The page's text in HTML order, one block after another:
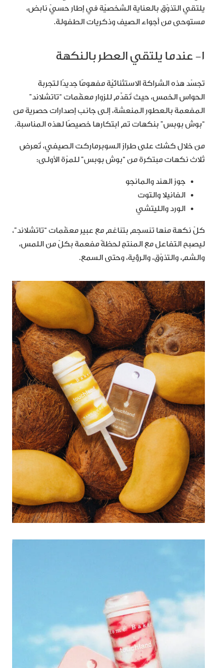
يلتقي التذوّق بالعناية الشخصيّة في إطار حسيّ نابض،
مستوحى من أجواء الصيف وذكريات الطفولة.
١- عندما يلتقي العطر بالنكهة
تجسّد هذه الشراكة الاستثنائيّة مفهومًا جديدًا لتجربة
الحواس الخمس، حيث تُقدَّم للزوار معقّمات “تاتشلاند”
المفعمة بالعطور المنعشة، إلى جانب إصدارات حصرية من
“بوش بوبس” بنكهات تم ابتكارها خصيصًا لهذه المناسبة.
من خلال كشك على طراز السوبرماركت الصيفي، تُعرض
ثلاث نكهات مبتكرة من “بوش بوبس” للمرّة الأولى:
جوز الهند والمانجو
الفانيلا والتوت
الورد والليتشي
كلّ نكهة منها تنسجم بتناغم مع عبير معقّمات “تاتشلاند”،
ليصبح التفاعل مع المنتج لحظةً مفعمة بكلّ من اللمس،
والشم، والتذوّق، والرؤية، وحتى السمع.